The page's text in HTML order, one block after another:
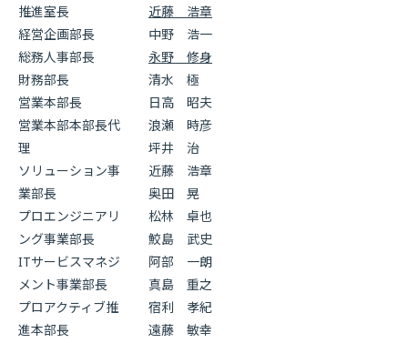
推進室長
経営企画部長
総務人事部長
財務部長
営業本部長
営業本部本部長代
理
ソリューション事
業部長
プロエンジニアリ
ング事業部長
ITサービスマネジ
メント事業部長
プロアクティブ推
進本部長
近藤 浩章
中野 浩一
永野 修身
清水 極
日高 昭夫
浪瀬 時彦
坪井 治
近藤 浩章
奥田 晃
松林 卓也
鮫島 武史
阿部 一朗
真島 重之
宿利 孝紀
遠藤 敏幸